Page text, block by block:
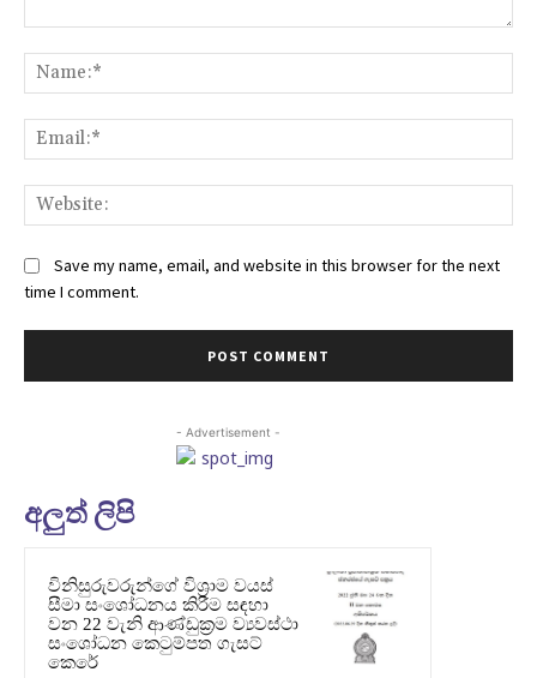
Save my name, email, and website in this browser for the next
time I comment.
- Advertisement -
අලුත් ලිපි
විනිසුරුවරුන්ගේ විශ්‍රාම වයස්
සීමා සංශෝධනය කිරීම සඳහා
වන 22 වැනි ආණ්ඩුක්‍රම ව්‍යවස්ථා
සංශෝධන කෙටුම්පත ගැසට්
කෙරේ